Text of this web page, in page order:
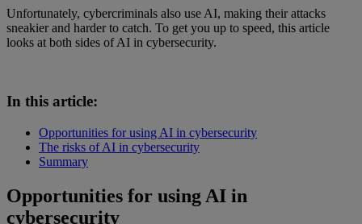
Unfortunately, cybercriminals also use AI, making their attacks
sneakier and harder to catch. To get you up to speed, this article
looks at both sides of AI in cybersecurity.
In this article:
Opportunities for using AI in cybersecurity
The risks of AI in cybersecurity
Summary
Opportunities for using AI in
cybersecurity